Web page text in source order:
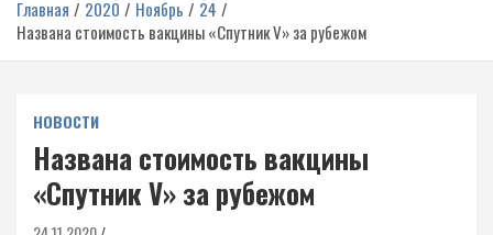
Главная 2020 Ноябрь
24
Названа стоимость вакцины «Спутник V» за рубежом
НОВОСТИ
Названа стоимость вакцины
«Спутник V» за рубежом